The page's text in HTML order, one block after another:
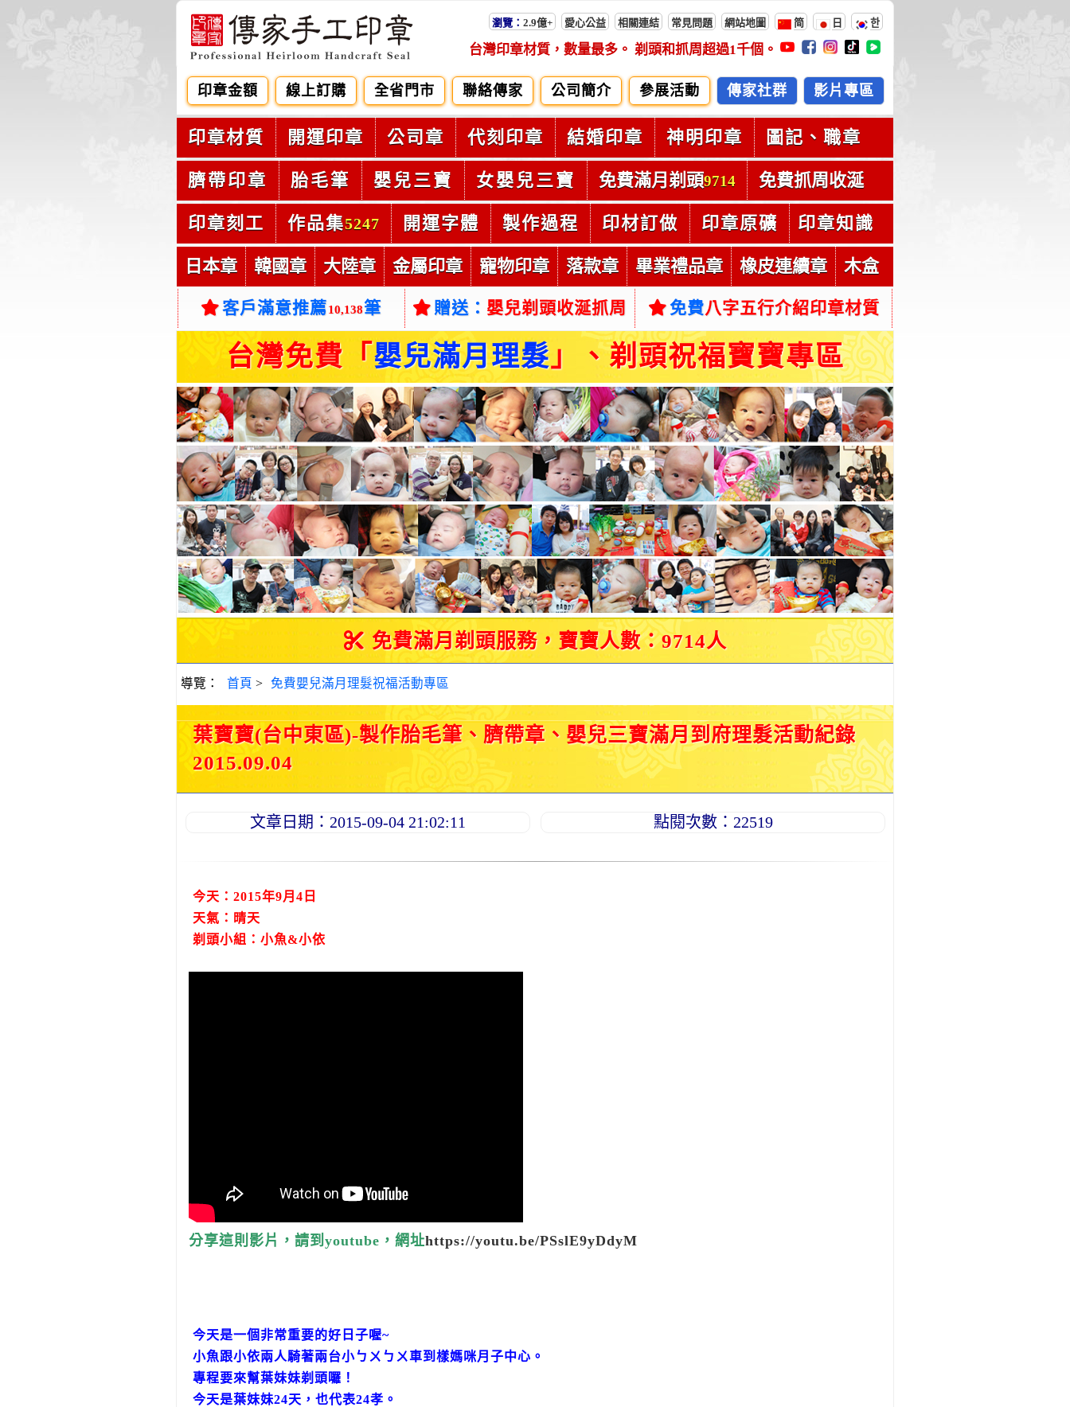
瀏覽： 2.9億+ 愛心公益 相關連結 常見問題 網站地圖 简 日 한
台灣印章材質，數量最多。 剃頭和抓周超過1千個。
印章金額 線上訂購 全省門市 聯絡傳家 公司簡介 參展活動 傳家社群 影片專區
印章材質 開運印章 公司章 代刻印章 結婚印章 神明印章 圖記、職章
臍帶印章 胎毛筆 嬰兒三寶 女嬰兒三寶 免費滿月剃頭9714 免費抓周收涎
印章刻工 作品集5247 開運字體 製作過程 印材訂做 印章原礦 印章知識
日本章 韓國章 大陸章 金屬印章 寵物印章 落款章 畢業禮品章 橡皮連續章 木盒
客戶滿意推薦10,138筆 贈送： 嬰兒剃頭收涎抓周 免費八字五行介紹印章材質
台灣免費「 嬰兒滿月理髮」、剃頭祝福寶寶專區
免費滿月剃頭服務，寶寶人數：9714人
導覽： 首頁 > 免費嬰兒滿月理髮祝福活動專區
葉寶寶(台中東區)-製作胎毛筆、臍帶章、嬰兒三寶滿月到府理髮活動紀錄
2015.09.04
文章日期：2015-09-04 21:02:11 點閱次數：22519
今天：2015年9月4日
天氣：晴天
剃頭小組：小魚&小依
分享這則影片，請到youtube，網址https://youtu.be/PSslE9yDdyM
今天是一個非常重要的好日子喔~
小魚跟小依兩人騎著兩台小ㄅㄨㄅㄨ車到樣媽咪月子中心。
專程要來幫葉妹妹剃頭囉！
今天是葉妹妹24天，也代表24孝。